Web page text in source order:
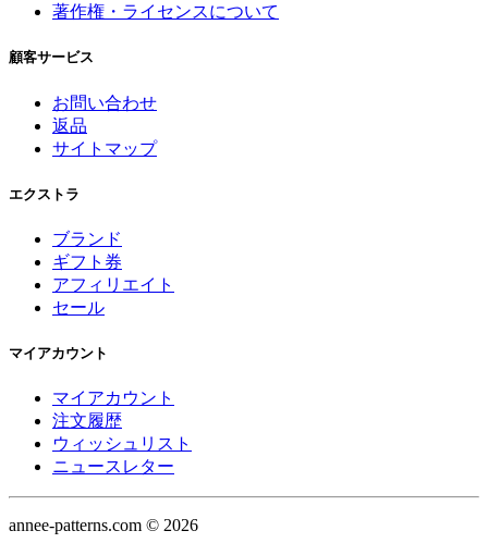
著作権・ライセンスについて
顧客サービス
お問い合わせ
返品
サイトマップ
エクストラ
ブランド
ギフト券
アフィリエイト
セール
マイアカウント
マイアカウント
注文履歴
ウィッシュリスト
ニュースレター
annee-patterns.com © 2026